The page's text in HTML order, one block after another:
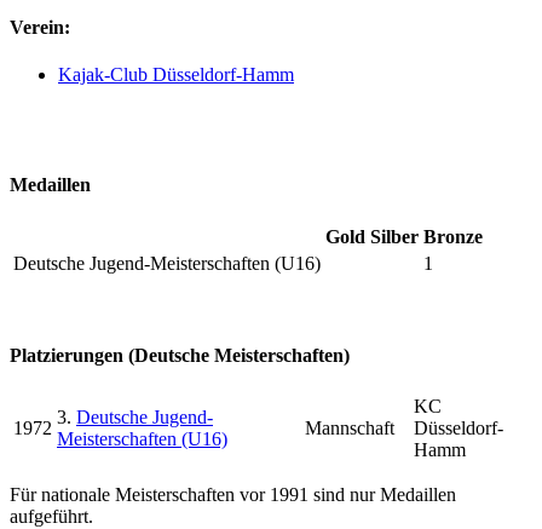
Verein:
Kajak-Club Düsseldorf-Hamm
Medaillen
Gold Silber Bronze
Deutsche Jugend-Meisterschaften (U16)
1
Platzierungen (Deutsche Meisterschaften)
1972
3. Deutsche Jugend-
Meisterschaften (U16)
Mannschaft
KC
Düsseldorf-
Hamm
Für nationale Meisterschaften vor 1991 sind nur Medaillen
aufgeführt.